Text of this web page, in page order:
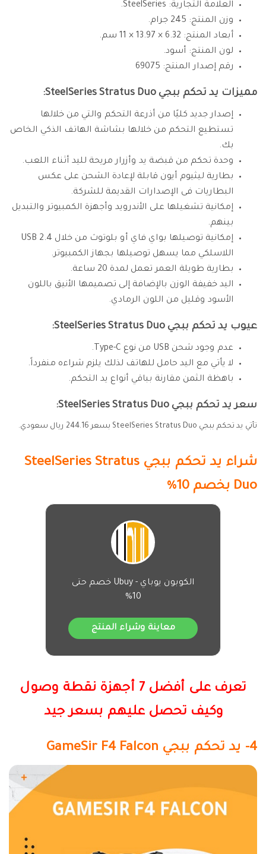
العلامة التجارية: SteelSeries.
وزن المنتج: 245 جرام.
أبعاد المنتج: 6.32 × 13.97 × 11 سم.
لون المنتج: أسود.
رقم إصدار المنتج: ‎69075
مميزات يد تحكم ببجي SteelSeries Stratus Duo:
إصدار جديد كليًا من أذرعة التحكم والتي من خلالها
تستطيع التحكم من خلالها بشاشة الهاتف الذكي الخاص
بك.
وحدة تحكم من قبضة يد وأزرار مريحة لليد أثناء اللعب.
بطارية ليثيوم أيون قابلة لإعادة الشحن على عكس
البطاريات فى الإصدارات القديمة للشركة.
إمكانية تشغيلها على الأندرويد وأجهزة الكمبيوتر والتبديل
بينهم.
إمكانية توصيلها بواي فاي أو بلوتوث من خلال USB 2.4
اللاسلكي مما يسهل توصيلها بجهاز الكمبيوتر.
بطارية طويلة العمر تعمل لمدة 20 ساعة.
اليد خفيفة الوزن بالإضافة إلى تصميمها الأنيق باللون
الأسود وقليل من اللون الرمادي.
عيوب يد تحكم ببجي SteelSeries Stratus Duo:
عدم وجود شحن USB من نوع Type-C.
لا يأتي مع اليد حامل للهاتف لذلك يلزم شراءه منفرداً.
باهظة الثمن مقارنة بباقي أنواع يد التحكم.
سعر يد تحكم ببجي SteelSeries Stratus Duo:
تأتي يد تحكم ببجي SteelSeries Stratus Duo بسعر 244.16 ريال سعودي.
شراء يد تحكم ببجي SteelSeries Stratus
Duo بخصم 10%
الكوبون يوباي - Ubuy خصم حتى
10%
معاينة وشراء المنتج
تعرف على أفضل 7 أجهزة نقطة وصول
وكيف تحصل عليهم بسعر جيد
4- يد تحكم ببجي GameSir F4 Falcon